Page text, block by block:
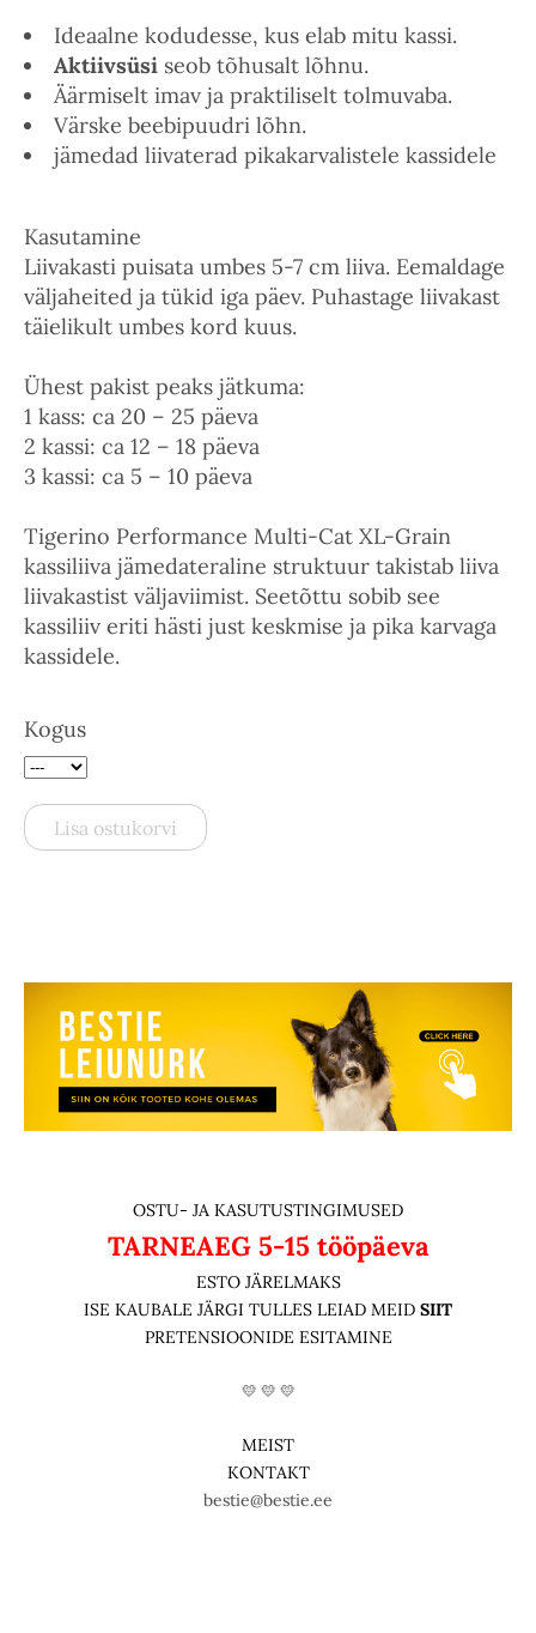
Ideaalne kodudesse, kus elab mitu kassi.
Aktiivsüsi seob tõhusalt lõhnu.
Äärmiselt imav ja praktiliselt tolmuvaba.
Värske beebipuudri lõhn.
jämedad liivaterad pikakarvalistele kassidele
Kasutamine
Liivakasti puisata umbes 5-7 cm liiva. Eemaldage
väljaheited ja tükid iga päev. Puhastage liivakast
täielikult umbes kord kuus.
Ühest pakist peaks jätkuma:
1 kass: ca 20 – 25 päeva
2 kassi: ca 12 – 18 päeva
3 kassi: ca 5 – 10 päeva
Tigerino Performance Multi-Cat XL-Grain
kassiliiva jämedateraline struktuur takistab liiva
liivakastist väljaviimist. Seetõttu sobib see
kassiliiv eriti hästi just keskmise ja pika karvaga
kassidele.
Kogus
Lisa ostukorvi
OSTU- JA KASUTUSTINGIMUSED
TARNEAEG 5-15 tööpäeva
ESTO JÄRELMAKS
ISE KAUBALE JÄRGI TULLES LEIAD MEID SIIT
PRETENSIOONIDE ESITAMINE
💛 💛 💛
MEIST
KONTAKT
bestie@bestie.ee